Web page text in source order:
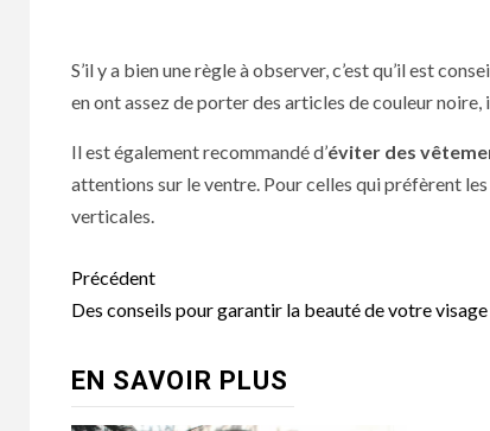
S’il y a bien une règle à observer, c’est qu’il est
en ont assez de porter des articles de couleur
Il est également recommandé d’éviter des
attentions sur le ventre. Pour celles qui préfèrent
verticales.
Navigation
d’article
Précédent
Des conseils pour garantir la beauté de votre visage
EN SAVOIR PLUS